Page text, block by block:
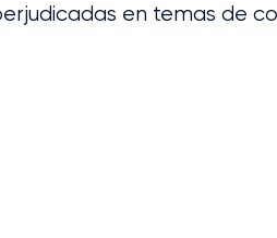
en temas de